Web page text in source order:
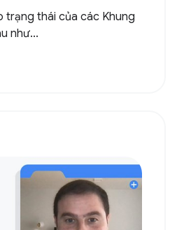
trạng thái của các Khung
như...